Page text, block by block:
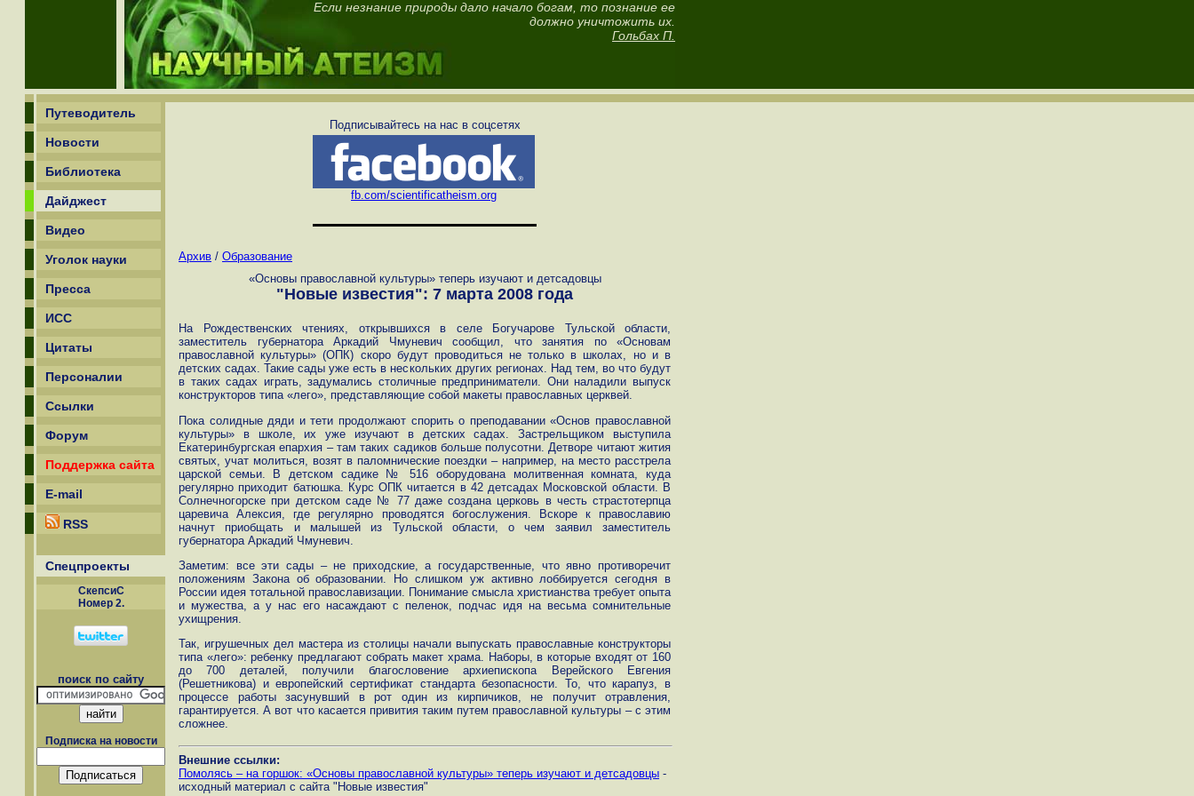
Если незнание природы дало начало богам, то познание ее
должно уничтожить их.
Гольбах П.
Путеводитель
Новости
Библиотека
Дайджест
Видео
Уголок науки
Пресса
ИСС
Цитаты
Персоналии
Ссылки
Форум
Поддержка сайта
E-mail
RSS
Спецпроекты
СкепсиС
Номер 2.
поиск по сайту
Подписка на новости
Подписывайтесь на нас в соцсетях
fb.com/scientificatheism.org
Архив / Образование
«Основы православной культуры» теперь изучают и детсадовцы
"Новые известия": 7 марта 2008 года
На Рождественских чтениях, открывшихся в селе Богучарове Тульской области,
заместитель губернатора Аркадий Чмуневич сообщил, что занятия по «Основам
православной культуры» (ОПК) скоро будут проводиться не только в школах, но и в
детских садах. Такие сады уже есть в нескольких других регионах. Над тем, во что будут
в таких садах играть, задумались столичные предприниматели. Они наладили выпуск
конструкторов типа «лего», представляющие собой макеты православных церквей.
Пока солидные дяди и тети продолжают спорить о преподавании «Основ православной
культуры» в школе, их уже изучают в детских садах. Застрельщиком выступила
Екатеринбургская епархия – там таких садиков больше полусотни. Детворе читают жития
святых, учат молиться, возят в паломнические поездки – например, на место расстрела
царской семьи. В детском садике № 516 оборудована молитвенная комната, куда
регулярно приходит батюшка. Курс ОПК читается в 42 детсадах Московской области. В
Солнечногорске при детском саде № 77 даже создана церковь в честь страстотерпца
царевича Алексия, где регулярно проводятся богослужения. Вскоре к православию
начнут приобщать и малышей из Тульской области, о чем заявил заместитель
губернатора Аркадий Чмуневич.
Заметим: все эти сады – не приходские, а государственные, что явно противоречит
положениям Закона об образовании. Но слишком уж активно лоббируется сегодня в
России идея тотальной православизации. Понимание смысла христианства требует опыта
и мужества, а у нас его насаждают с пеленок, подчас идя на весьма сомнительные
ухищрения.
Так, игрушечных дел мастера из столицы начали выпускать православные конструкторы
типа «лего»: ребенку предлагают собрать макет храма. Наборы, в которые входят от 160
до 700 деталей, получили благословение архиепископа Верейского Евгения
(Решетникова) и европейский сертификат стандарта безопасности. То, что карапуз, в
процессе работы засунувший в рот один из кирпичиков, не получит отравления,
гарантируется. А вот что касается привития таким путем православной культуры – с этим
сложнее.
Внешние ссылки:
Помолясь – на горшок: «Основы православной культуры» теперь изучают и детсадовцы -
исходный материал с сайта "Новые известия"